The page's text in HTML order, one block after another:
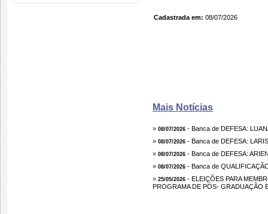
Cadastrada em: 08/07/2026
Mais Notícias
» 08/07/2026 - Banca de DEFESA:
» 08/07/2026 - Banca de DEFESA:
» 08/07/2026 - Banca de DEFESA:
» 08/07/2026 - Banca de
» 25/05/2026 - ELEIÇÕES PARA
PROGRAMA DE PÓS- GRADUAÇÃO